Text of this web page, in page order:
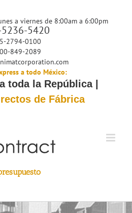
a viernes de 8:00am a 6:00pm
5420
2794-0100
849-2089
a todo México:
toda la República |
de Fábrica